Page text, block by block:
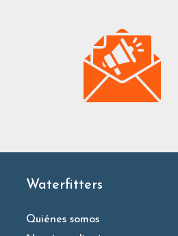
Waterfitters
Quiénes somos